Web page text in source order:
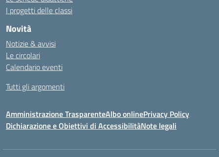
I progetti delle classi
Novità
Notizie & avvisi
Le circolari
Calendario eventi
Tutti gli argomenti
Amministrazione TrasparenteAlbo onlinePrivacy Policy
Dichiarazione e Obiettivi di AccessibilitàNote legali